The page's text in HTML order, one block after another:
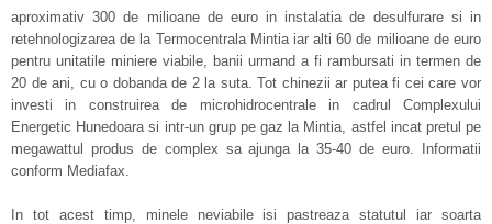
aproximativ 300 de milioane de euro in instalatia de desulfurare si in
retehnologizarea de la Termocentrala Mintia iar alti 60 de milioane de euro
pentru unitatile miniere viabile, banii urmand a fi rambursati in termen de
20 de ani, cu o dobanda de 2 la suta. Tot chinezii ar putea fi cei care vor
investi in construirea de microhidrocentrale in cadrul Complexului
Energetic Hunedoara si intr-un grup pe gaz la Mintia, astfel incat pretul pe
megawattul produs de complex sa ajunga la 35-40 de euro. Informatii
conform Mediafax.
In tot acest timp, minele neviabile isi pastreaza statutul iar soarta